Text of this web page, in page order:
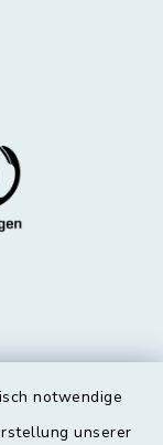
notwendige
unserer